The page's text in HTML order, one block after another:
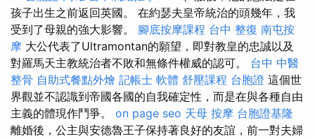
孩子出生之前返回英國。 在約瑟夫皇帝統治的頭幾年，我
受到了母親的強大影響。 腳底按摩課程 台中 整復 南屯按
摩 大公代表了Ultramontan的願望，即對教皇的忠誠以及
對羅馬天主教統治者不敗和無條件權威的認可。 台中 中醫
整骨 自助式餐點外燴 記帳士 軟體 舒壓課程 台胞證 這個世
界觀並不認識到帝國各國的自我確定性，而是在與各種自由
主義的體現作鬥爭。 on page seo 天母 按摩 台胞證基隆
離婚後，公主與安德魯王子保持著良好的友誼，前一對夫婦